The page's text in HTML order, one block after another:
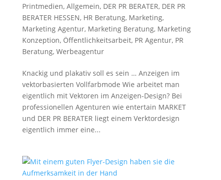
Printmedien, Allgemein, DER PR BERATER, DER PR
BERATER HESSEN, HR Beratung, Marketing,
Marketing Agentur, Marketing Beratung, Marketing
Konzeption, Öffentlichkeitsarbeit, PR Agentur, PR
Beratung, Werbeagentur
Knackig und plakativ soll es sein … Anzeigen im
vektorbasierten Vollfarbmode Wie arbeitet man
eigentlich mit Vektoren im Anzeigen-Design? Bei
professionellen Agenturen wie entertain MARKET
und DER PR BERATER liegt einem Verktordesign
eigentlich immer eine...